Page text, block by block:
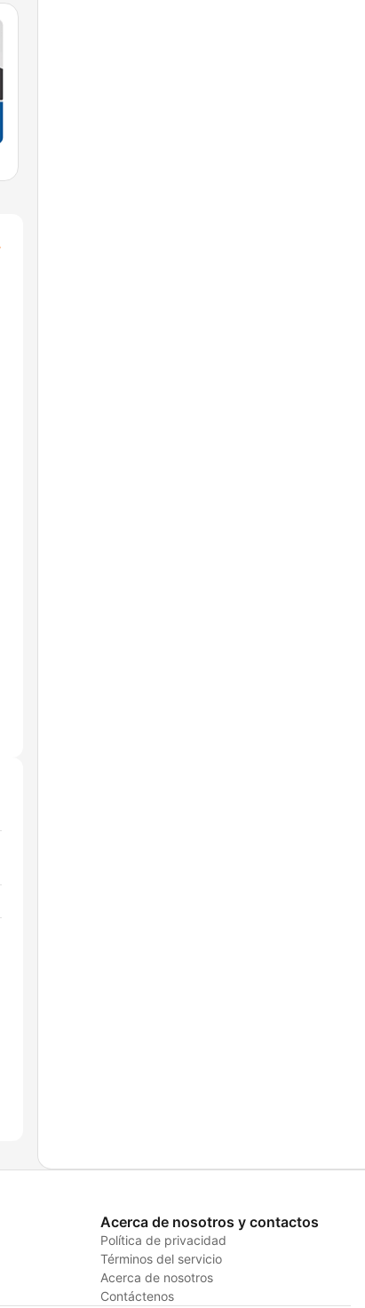
Acerca de nosotros y contactos
Política de privacidad
Términos del servicio
Acerca de nosotros
Contáctenos